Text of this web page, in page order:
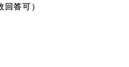
答可）